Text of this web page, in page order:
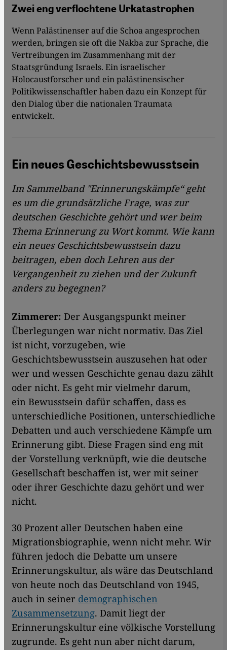
Zwei eng verflochtene Urkatastrophen
Wenn Palästinenser auf die Schoa angesprochen
werden, bringen sie oft die Nakba zur Sprache, die
Vertreibungen im Zusammenhang mit der
Staatsgründung Israels. Ein israelischer
Holocaustforscher und ein palästinensischer
Politikwissenschaftler haben dazu ein Konzept für
den Dialog über die nationalen Traumata
entwickelt.
Ein neues Geschichtsbewusstsein
Im Sammelband "Erinnerungskämpfe“ geht
es um die grundsätzliche Frage, was zur
deutschen Geschichte gehört und wer beim
Thema Erinnerung zu Wort kommt. Wie kann
ein neues Geschichtsbewusstsein dazu
beitragen, eben doch Lehren aus der
Vergangenheit zu ziehen und der Zukunft
anders zu begegnen?
Zimmerer: Der Ausgangspunkt meiner
Überlegungen war nicht normativ. Das Ziel
ist nicht, vorzugeben, wie
Geschichtsbewusstsein auszusehen hat oder
wer und wessen Geschichte genau dazu zählt
oder nicht. Es geht mir vielmehr darum,
ein Bewusstsein dafür schaffen, dass es
unterschiedliche Positionen, unterschiedliche
Debatten und auch verschiedene Kämpfe um
Erinnerung gibt. Diese Fragen sind eng mit
der Vorstellung verknüpft, wie die deutsche
Gesellschaft beschaffen ist, wer mit seiner
oder ihrer Geschichte dazu gehört und wer
nicht.
30 Prozent aller Deutschen haben eine
Migrationsbiographie, wenn nicht mehr. Wir
führen jedoch die Debatte um unsere
Erinnerungskultur, als wäre das Deutschland
von heute noch das Deutschland von 1945,
auch in seiner demographischen
Zusammensetzung. Damit liegt der
Erinnerungskultur eine völkische Vorstellung
zugrunde. Es geht nun aber nicht darum,